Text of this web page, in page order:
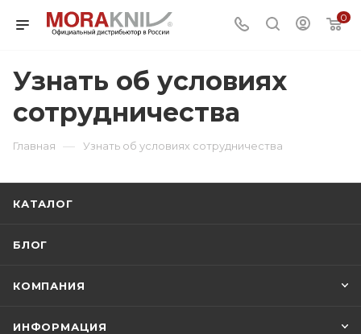
0
Узнать об условиях
сотрудничества
Главная — Узнать об условиях сотрудничества
КАТАЛОГ
БЛОГ
КОМПАНИЯ
ИНФОРМАЦИЯ